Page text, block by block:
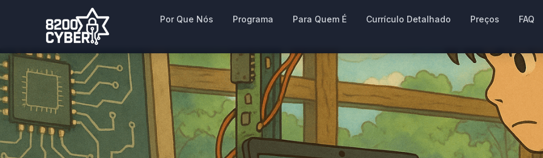
Por Que Nós Programa Para Quem É Currículo Detalhado Preços FAQ